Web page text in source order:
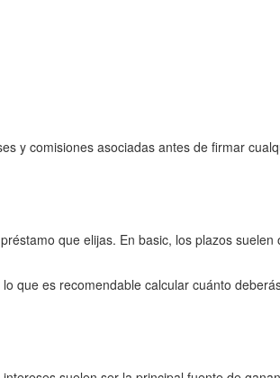
y comisiones asociadas antes de firmar
que elijas. En basic, los plazos suelen
que es recomendable calcular cuánto